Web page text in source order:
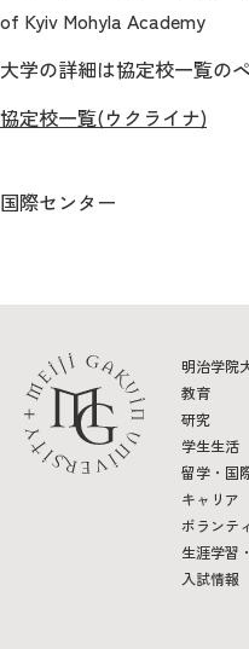
明治学院大学について
教育
ボランティア
生涯学習・社会連携
of Kyiv Mohyla Academy
大学の詳細は協定校一覧の
協定校一覧(ウクライナ)
国際センター
明治学院
教育
研究
学生生活
留学・国
キャリア
ボランテ
生涯学習
入試情報